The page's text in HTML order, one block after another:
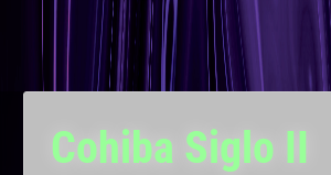
Cohiba Siglo II